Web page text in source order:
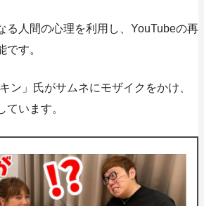
る人間の心理を利用し、YouTubeの再
す。
ン」氏がサムネにモザイクをかけ、
ています。